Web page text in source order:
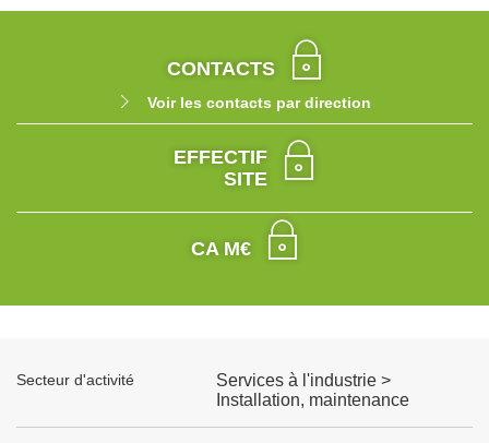
CONTACTS
Voir les contacts par direction
EFFECTIF
SITE
CA M€
Secteur d'activité
Services à l'industrie >
Installation, maintenance